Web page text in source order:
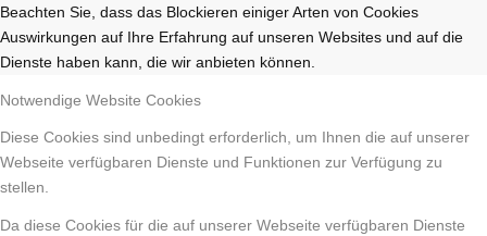
Beachten Sie, dass das Blockieren einiger Arten von Cookies
Auswirkungen auf Ihre Erfahrung auf unseren Websites und auf die
Dienste haben kann, die wir anbieten können.
Notwendige Website Cookies
Diese Cookies sind unbedingt erforderlich, um Ihnen die auf unserer
Webseite verfügbaren Dienste und Funktionen zur Verfügung zu
stellen.
Da diese Cookies für die auf unserer Webseite verfügbaren Dienste